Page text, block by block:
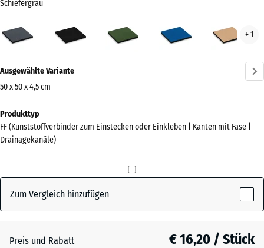
Schiefergrau
(active)
+ 1
Informationen
zu
Farben?
Farbpalette
Schiefergrau(active)
Ausgewählte Variante
50 x 50 x 4,5 cm
Abmessungen
für
den
x
500
Produkttyp
FF (Kunststoffverbinder zum Einstecken oder Einkleben | Kanten mit Fase |
Drainagekanäle)
Zum Vergleich hinzufügen
Preis und Rabatt € 16,20 / Stück